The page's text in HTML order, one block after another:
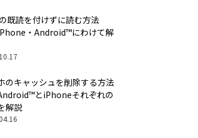
既読を付けずに読む方法
・Android™にわけて解
のキャッシュを削除する方法
とiPhoneそれぞれの
解説